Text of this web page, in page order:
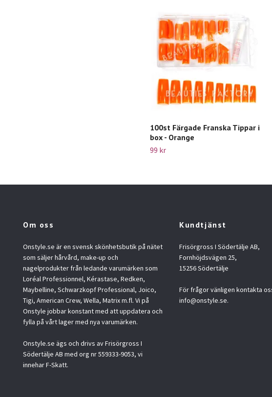
100st Färgade Franska Tippar i
box - Orange
99 kr
Om oss
Onstyle.se är en svensk skönhetsbutik på nätet
som säljer hårvård, make-up och
nagelprodukter från ledande varumärken som
Loréal Professionnel, Kérastase, Redken,
Maybelline, Schwarzkopf Professional, Joico,
Tigi, American Crew, Wella, Matrix m.fl. Vi på
Onstyle jobbar konstant med att uppdatera och
fylla på vårt lager med nya varumärken.
Onstyle.se ägs och drivs av Frisörgross I
Södertälje AB med org nr 559333-9053, vi
innehar F-Skatt.
Kundtjänst
Frisörgross I Södertälje AB,
Fornhöjdsvägen 25,
15256 Södertälje
För frågor vänligen kontakta
info@onstyle.se.